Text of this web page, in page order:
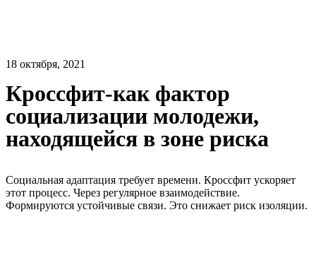
18 октября, 2021
Кроссфит-как фактор
социализации молодежи,
находящейся в зоне риска
Социальная адаптация требует времени. Кроссфит ускоряет
этот процесс. Через регулярное взаимодействие.
Формируются устойчивые связи. Это снижает риск изоляции.